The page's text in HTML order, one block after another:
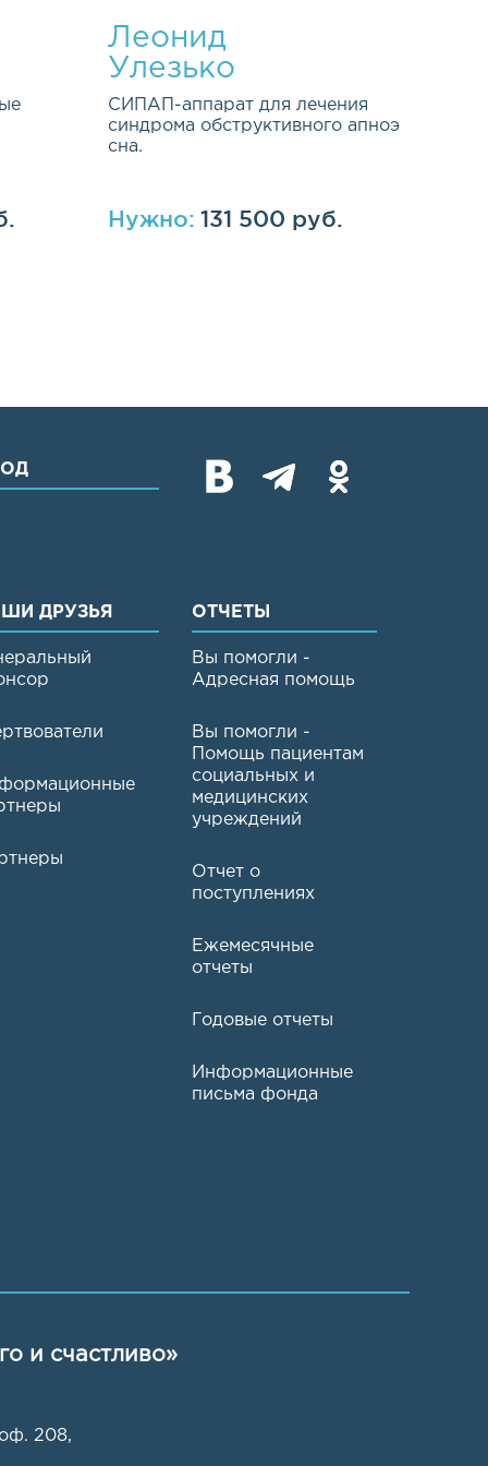
Леонид
Улезько
СИПАП-аппарат для лечения
синдрома обструктивного апноэ
сна.
Нужно: 131 500 руб.
ДРУЗЬЯ ОТЧЕТЫ
Вы помогли -
Адресная помощь
Вы помогли -
Помощь пациентам
социальных и
медицинских
учреждений
Отчет о
поступлениях
Ежемесячные
отчеты
Годовые отчеты
Информационные
письма фонда
и счастливо»
208,